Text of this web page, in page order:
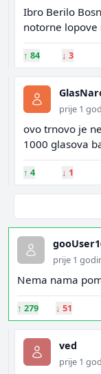
Ibro Berilo
notorne lopove
↑ 84 ↓ 3
prije 1
ovo trnovo je
1000 glasova
↑ 4 ↓ 1
prije 1
Nema nama
↑ 279 ↓ 51
ved
prije 1